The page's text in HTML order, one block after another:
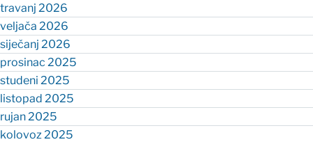
travanj 2026
veljača 2026
siječanj 2026
prosinac 2025
studeni 2025
listopad 2025
rujan 2025
kolovoz 2025